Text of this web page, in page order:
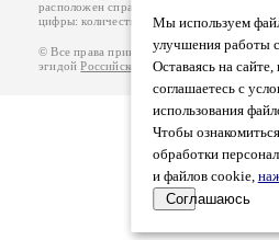
Мы используем
улучшения работы
Оставаясь на сайте,
соглашаетесь с
использования
Чтобы
обработки
и файлов cookie,
Соглашаюсь
расположен справа от этого текста. В
цифры: количество просмотров и
© Все права принадлежат авторам, 2000-
эгидойРоссийского союза писателей.18+